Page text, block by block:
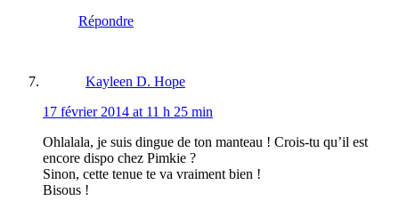
Répondre
Kayleen D. Hope
17 février 2014 at 11 h 25 min
Ohlalala, je suis dingue de ton manteau ! Crois-tu qu’il est
encore dispo chez Pimkie ?
Sinon, cette tenue te va vraiment bien !
Bisous !